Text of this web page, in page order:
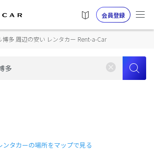
会員登録
博多 周辺の安い レンタカー Rent-a-Car
ンタカーの場所をマップで見る